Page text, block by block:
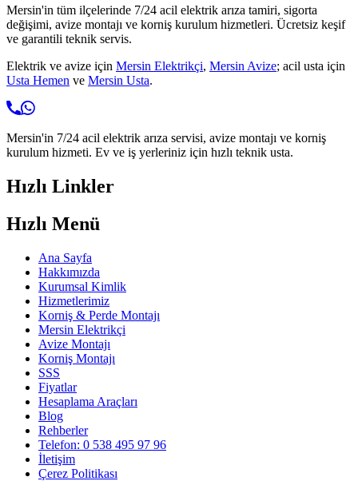
Mersin'in tüm ilçelerinde 7/24 acil elektrik arıza tamiri, sigorta
değişimi, avize montajı ve korniş kurulum hizmetleri. Ücretsiz keşif
ve garantili teknik servis.
Elektrik ve avize için Mersin Elektrikçi, Mersin Avize; acil usta için
Usta Hemen ve Mersin Usta.
Mersin'in 7/24 acil elektrik arıza servisi, avize montajı ve korniş
kurulum hizmeti. Ev ve iş yerleriniz için hızlı teknik usta.
Hızlı Linkler
Hızlı Menü
Ana Sayfa
Hakkımızda
Kurumsal Kimlik
Hizmetlerimiz
Korniş & Perde Montajı
Mersin Elektrikçi
Avize Montajı
Korniş Montajı
SSS
Fiyatlar
Hesaplama Araçları
Blog
Rehberler
Telefon: 0 538 495 97 96
İletişim
Çerez Politikası